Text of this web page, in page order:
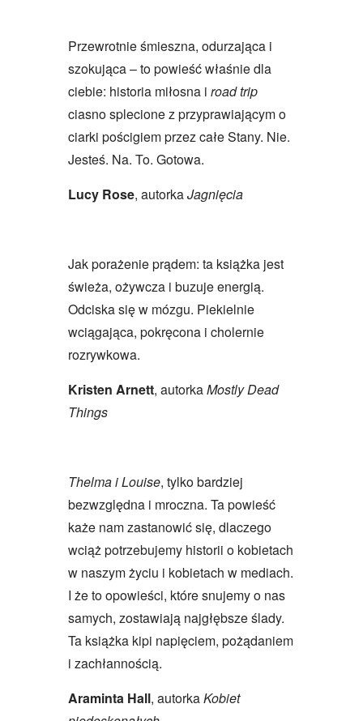
Przewrotnie śmieszna, odurzająca i
szokująca –to powieść właśnie dla
ciebie: historia miłosna i road trip
ciasno splecione z przyprawiającym o
ciarki pościgiem przez całe Stany. Nie.
Jesteś. Na. To. Gotowa.
Lucy Rose, autorkaJagnięcia
Jak porażenie prądem: ta książka jest
świeża, ożywcza i buzuje energią.
Odciska się w mózgu. Piekielnie
wciągająca, pokręcona i cholernie
rozrywkowa.
Kristen Arnett, autorkaMostly Dead
Things
Thelma i Louise, tylko bardziej
bezwzględna i mroczna. Ta powieść
każe nam zastanowić się, dlaczego
wciąż potrzebujemy historii o kobietach
w naszym życiu i kobietach w mediach.
I że to opowieści, które snujemy o nas
samych, zostawiają najgłębsze ślady.
Ta książka kipi napięciem, pożądaniem
i zachłannością.
Araminta Hall, autorkaKobiet